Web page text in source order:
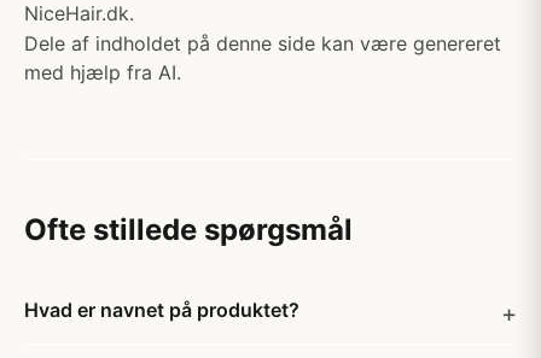
NiceHair.dk.
Dele af indholdet på denne side kan være genereret
med hjælp fra AI.
Ofte stillede spørgsmål
Hvad er navnet på produktet?